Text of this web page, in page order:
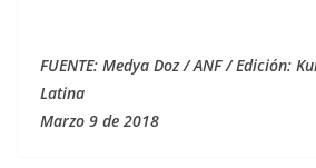
FUENTE: Medya Doz / ANF / Edición:
Latina
Marzo 9 de 2018